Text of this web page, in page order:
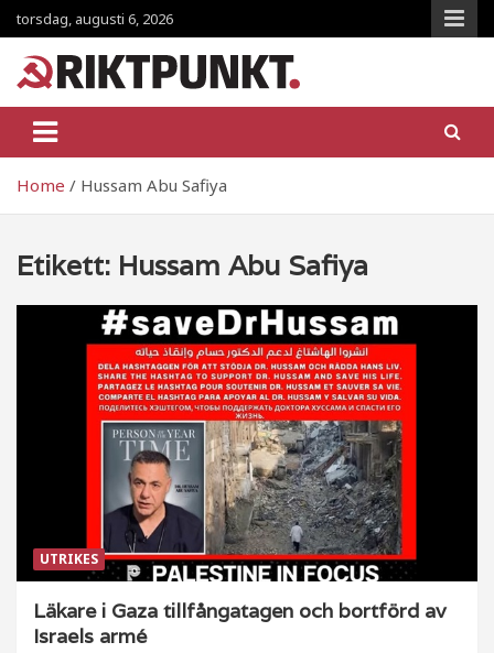
Skip
to
content
torsdag, augusti 6, 2026
RiktpunKt.nu
Home Hussam Abu Safiya
Etikett: Hussam Abu Safiya
UTRIKES
Läkare i Gaza tillfångatagen och bortförd av
Israels armé